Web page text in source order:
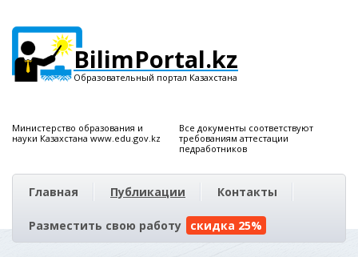
BilimPortal.kz
Образовательный портал Казахстана
Министерство образования и
науки Казахстана www.edu.gov.kz
Все документы соответствуют
требованиям аттестации
педработников
Главная Публикации Контакты
Разместить свою работу скидка 25%